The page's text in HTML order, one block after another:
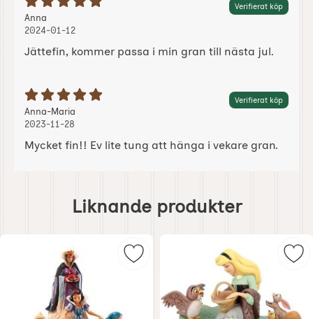
Betyg: 5 Stjärnor av 5 Verifierat köp
Recension av:
Anna
2024-01-12
Jättefin, kommer passa i min gran till nästa jul.
Betyg: 5 Stjärnor av 5 Verifierat köp
Recension av:
Anna-Maria
2023-11-28
Mycket fin!! Ev lite tung att hänga i vekare gran.
Liknande produkter
Markera disney Jul - Snövit the